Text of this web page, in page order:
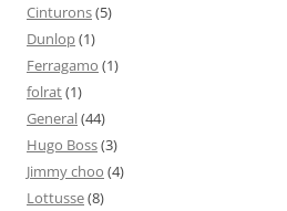
Cinturons(5)
Dunlop(1)
Ferragamo (1)
folrat(1)
General(44)
Hugo Boss(3)
Jimmy choo (4)
Lottusse(8)